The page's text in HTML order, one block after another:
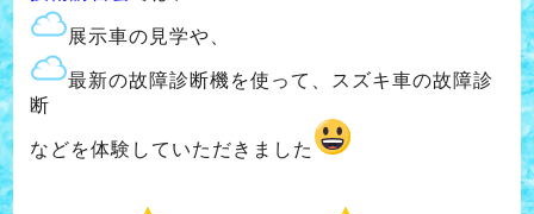
展示車の見学や、
最新の故障診断機を使って、スズキ車の故障診
断
などを体験していただきました